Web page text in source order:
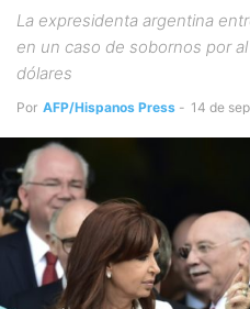
La expresidenta argentina
en un caso de sobornos por
dólares
Por AFP/Hispanos Press - 14 de